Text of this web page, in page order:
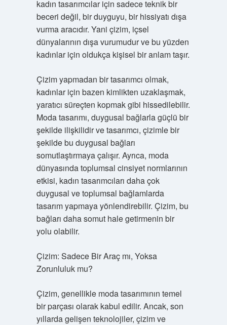
kadın tasarımcılar için sadece teknik bir
beceri değil, bir duyguyu, bir hissiyatı dışa
vurma aracıdır. Yani çizim, içsel
dünyalarının dışa vurumudur ve bu yüzden
kadınlar için oldukça kişisel bir anlam taşır.
Çizim yapmadan bir tasarımcı olmak,
kadınlar için bazen kimlikten uzaklaşmak,
yaratıcı süreçten kopmak gibi hissedilebilir.
Moda tasarımı, duygusal bağlarla güçlü bir
şekilde ilişkilidir ve tasarımcı, çizimle bir
şekilde bu duygusal bağları
somutlaştırmaya çalışır. Ayrıca, moda
dünyasında toplumsal cinsiyet normlarının
etkisi, kadın tasarımcıları daha çok
duygusal ve toplumsal bağlamlarda
tasarım yapmaya yönlendirebilir. Çizim, bu
bağları daha somut hale getirmenin bir
yolu olabilir.
Çizim: Sadece Bir Araç mı, Yoksa
Zorunluluk mu?
Çizim, genellikle moda tasarımının temel
bir parçası olarak kabul edilir. Ancak, son
yıllarda gelişen teknolojiler, çizim ve